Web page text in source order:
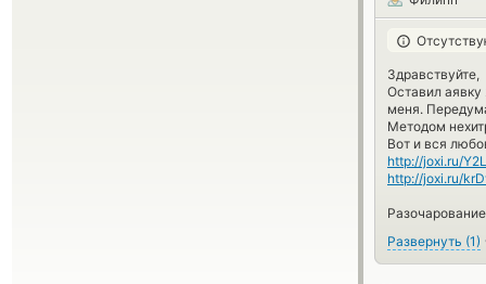
Здравствуйте,
Оставил
меня.
Методом
Вот и вся
http://joxi.ru/
http://joxi.ru/
Развернуть (1)